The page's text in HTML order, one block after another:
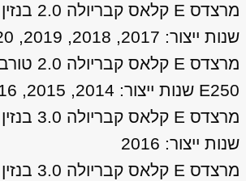
שנות ייצור: 2017, 2018, 2019, 2020
E250 שנות ייצור: 2014, 2015, 2016
שנות ייצור: 2016